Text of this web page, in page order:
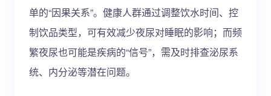
单的“因果关系”。健康人群通过调整饮水时间、控
制饮品类型，可有效减少夜尿对睡眠的影响；而频
繁夜尿也可能是疾病的“信号”，需及时排查泌尿系
统、内分泌等潜在问题。